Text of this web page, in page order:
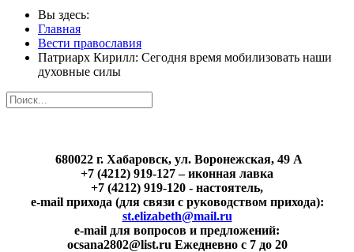
Вы здесь:
Главная
Вести православия
Патриарх Кирилл: Сегодня время мобилизовать наши
духовные силы
680022 г. Хабаровск, ул. Воронежская, 49 А
+7 (4212) 919-127 – иконная лавка
+7 (4212) 919-120 - настоятель,
e-mail прихода (для связи с руководством прихода):
st.elizabeth@mail.ru
e-mail для вопросов и предложений:
ocsana2802@list.ru Ежедневно с 7 до 20